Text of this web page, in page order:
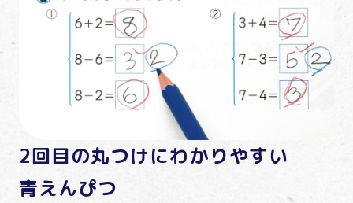
2回目の丸つけにわかりやすい
青えんぴつ